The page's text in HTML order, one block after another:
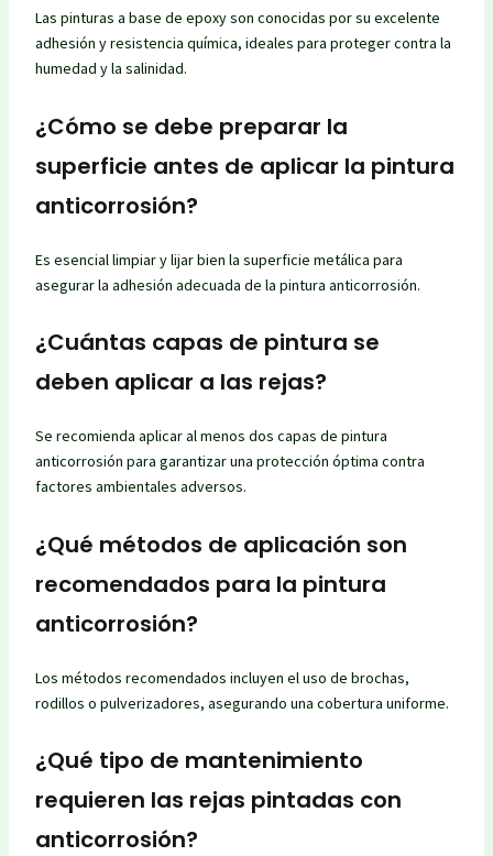
Las pinturas a base de epoxy son conocidas por su excelente
adhesión y resistencia química, ideales para proteger contra la
humedad y la salinidad.
¿Cómo se debe preparar la
superficie antes de aplicar la pintura
anticorrosión?
Es esencial limpiar y lijar bien la superficie metálica para
asegurar la adhesión adecuada de la pintura anticorrosión.
¿Cuántas capas de pintura se
deben aplicar a las rejas?
Se recomienda aplicar al menos dos capas de pintura
anticorrosión para garantizar una protección óptima contra
factores ambientales adversos.
¿Qué métodos de aplicación son
recomendados para la pintura
anticorrosión?
Los métodos recomendados incluyen el uso de brochas,
rodillos o pulverizadores, asegurando una cobertura uniforme.
¿Qué tipo de mantenimiento
requieren las rejas pintadas con
anticorrosión?